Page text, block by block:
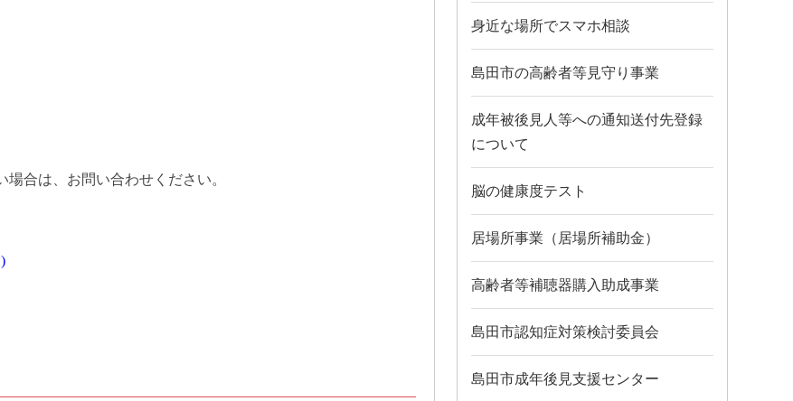
合は、お問い合わせください。
身近な場所でスマホ相談
島田市の高齢者等見守り事業
成年被後見人等への通知送付先登録
について
脳の健康度テスト
居場所事業（居場所補助金）
高齢者等補聴器購入助成事業
島田市認知症対策検討委員会
島田市成年後見支援センター